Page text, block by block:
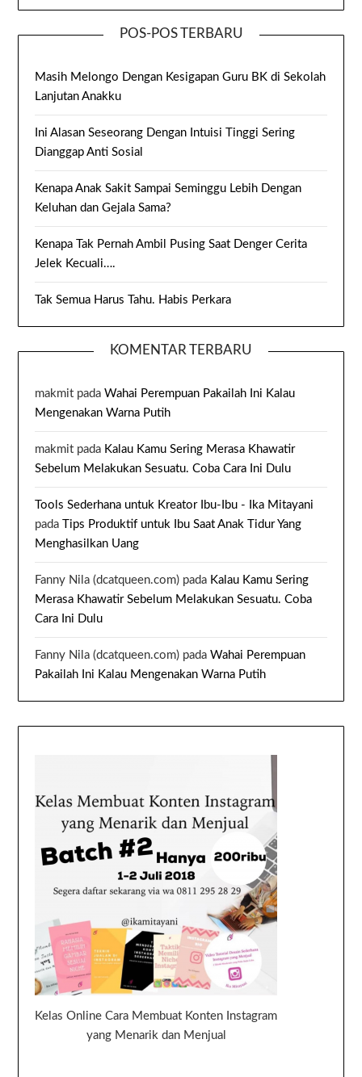
POS-POS TERBARU
Masih Melongo Dengan Kesigapan Guru BK di Sekolah
Lanjutan Anakku
Ini Alasan Seseorang Dengan Intuisi Tinggi Sering
Dianggap Anti Sosial
Kenapa Anak Sakit Sampai Seminggu Lebih Dengan
Keluhan dan Gejala Sama?
Kenapa Tak Pernah Ambil Pusing Saat Denger Cerita
Jelek Kecuali….
Tak Semua Harus Tahu. Habis Perkara
KOMENTAR TERBARU
makmit padaWahai Perempuan Pakailah Ini Kalau
Mengenakan Warna Putih
makmit pada Kalau Kamu Sering Merasa Khawatir
Sebelum Melakukan Sesuatu. Coba Cara Ini Dulu
Tools Sederhana untuk Kreator Ibu-Ibu - Ika Mitayani
pada
Tips Produktif untuk Ibu Saat Anak Tidur Yang
Menghasilkan Uang
Fanny Nila (dcatqueen.com) pada Kalau Kamu Sering
Merasa Khawatir Sebelum Melakukan Sesuatu. Coba
Cara Ini Dulu
Fanny Nila (dcatqueen.com) padaWahai Perempuan
Pakailah Ini Kalau Mengenakan Warna Putih
Kelas Online Cara Membuat Konten Instagram
yang Menarik dan Menjual